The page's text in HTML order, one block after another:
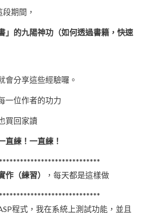
期間，
」的九陽神功（如何透過書籍，快速
會分享這些經驗囉。
一位作者的功力
買回家讀
直練！一直練！
作（練習）
，每天都是這樣做
程式，我在系統上測試功能，並且